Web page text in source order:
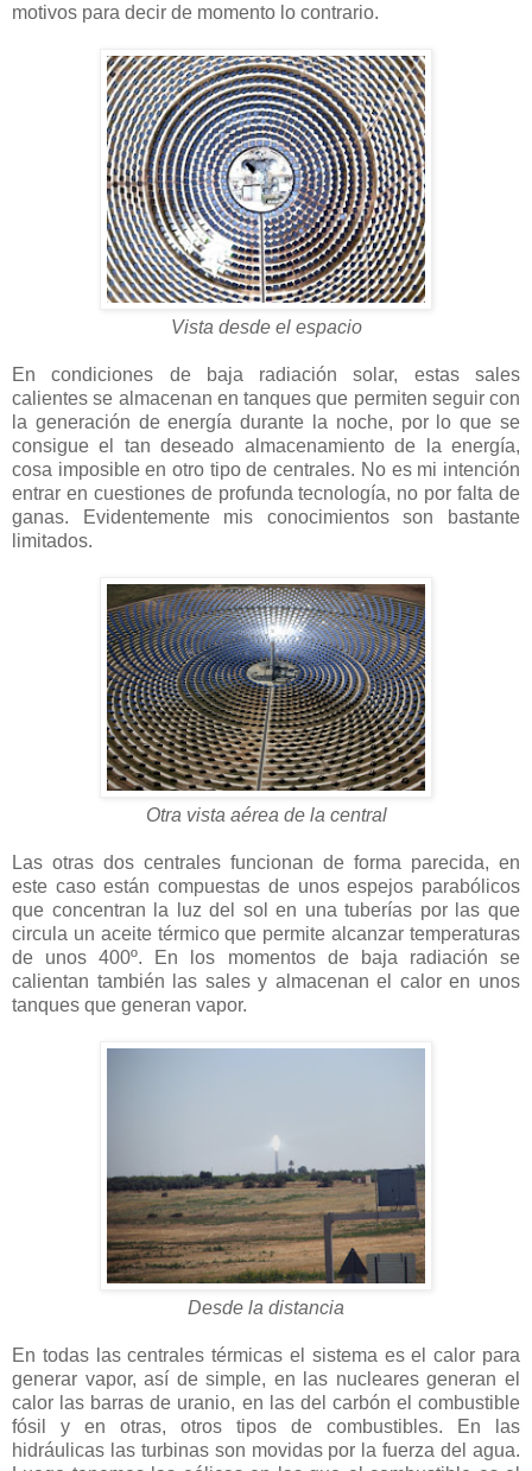
motivos para decir de momento lo contrario.
Vista desde el espacio
En condiciones de baja radiación solar, estas sales
calientes se almacenan en tanques que permiten seguir con
la generación de energía durante la noche, por lo que se
consigue el tan deseado almacenamiento de la energía,
cosa imposible en otro tipo de centrales. No es mi intención
entrar en cuestiones de profunda tecnología, no por falta de
ganas. Evidentemente mis conocimientos son bastante
limitados.
Otra vista aérea de la central
Las otras dos centrales funcionan de forma parecida, en
este caso están compuestas de unos espejos parabólicos
que concentran la luz del sol en una tuberías por las que
circula un aceite térmico que permite alcanzar temperaturas
de unos 400º. En los momentos de baja radiación se
calientan también las sales y almacenan el calor en unos
tanques que generan vapor.
Desde la distancia
En todas las centrales térmicas el sistema es el calor para
generar vapor, así de simple, en las nucleares generan el
calor las barras de uranio, en las del carbón el combustible
fósil y en otras, otros tipos de combustibles. En las
hidráulicas las turbinas son movidas por la fuerza del agua.